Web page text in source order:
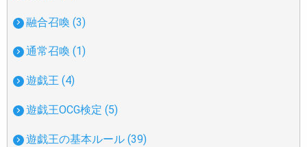
融合召喚 (3)
通常召喚 (1)
遊戯王 (4)
遊戯王OCG検定 (5)
遊戯王の基本ルール (39)